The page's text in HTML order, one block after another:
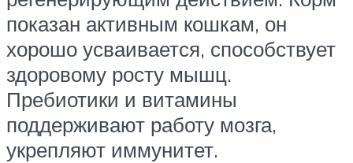
показан активным кошкам, он
хорошо усваивается, способствует
здоровому росту мышц.
Пребиотики и витамины
поддерживают работу мозга,
укрепляют иммунитет.